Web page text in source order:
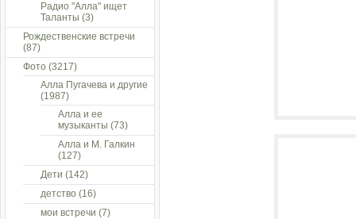
Радио "Алла" ищет
Таланты (3)
Рождественские встречи
(87)
Фото (3217)
Алла Пугачева и другие
(1987)
Алла и ее
музыканты (73)
Алла и М. Галкин
(127)
Дети (142)
детство (16)
мои встречи (7)